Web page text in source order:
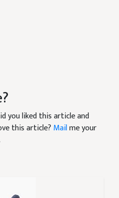
you liked this article and
this article? Mailme your